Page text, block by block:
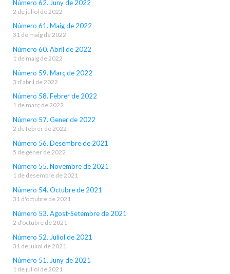
Número 62. Juny de 2022
2 de juliol de 2022
Número 61. Maig de 2022
31 de maig de 2022
Número 60. Abril de 2022
1 de maig de 2022
Número 59. Març de 2022
3 d'abril de 2022
Número 58. Febrer de 2022
1 de març de 2022
Número 57. Gener de 2022
2 de febrer de 2022
Número 56. Desembre de 2021
5 de gener de 2022
Número 55. Novembre de 2021
1 de desembre de 2021
Número 54. Octubre de 2021
31 d'octubre de 2021
Número 53. Agost-Setembre de 2021
2 d'octubre de 2021
Número 52. Juliol de 2021
31 de juliol de 2021
Número 51. Juny de 2021
1 de juliol de 2021